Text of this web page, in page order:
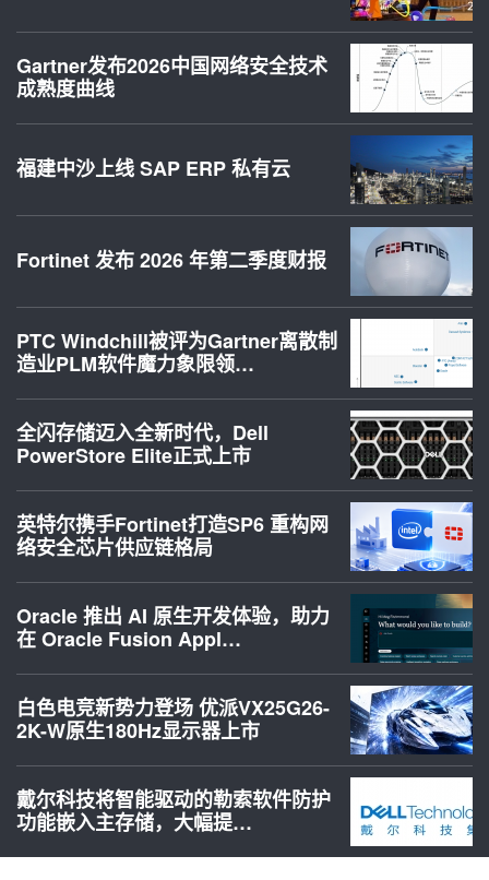
Gartner发布2026中国网络安全技术
成熟度曲线
福建中沙上线 SAP ERP 私有云
Fortinet 发布 2026 年第二季度财报
PTC Windchill被评为Gartner离散制
造业PLM软件魔力象限领…
全闪存储迈入全新时代，Dell
PowerStore Elite正式上市
英特尔携手Fortinet打造SP6 重构网
络安全芯片供应链格局
Oracle 推出 AI 原生开发体验，助力
在 Oracle Fusion Appl…
白色电竞新势力登场 优派VX25G26-
2K-W原生180Hz显示器上市
戴尔科技将智能驱动的勒索软件防护
功能嵌入主存储，大幅提…